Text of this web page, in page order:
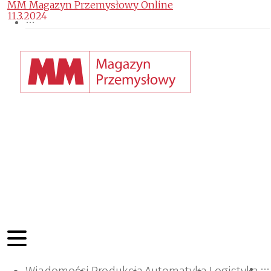
MM Magazyn Przemysłowy Online
11.3.2024